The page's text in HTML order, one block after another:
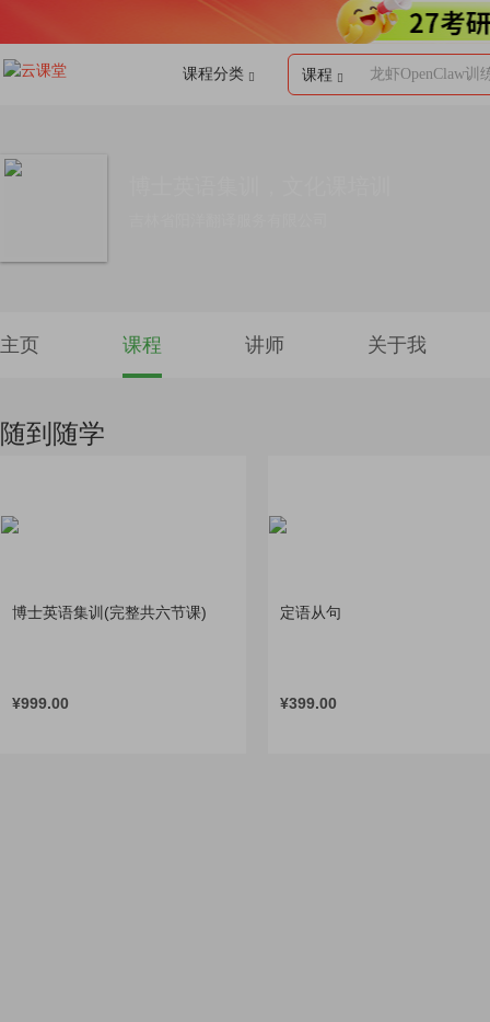
课程分类 课程 龙虾OpenClaw训
主页 课程 讲师 关于我
随到随学
博士英语集训(完整共六节课)
¥999.00
定语从句
¥399.00